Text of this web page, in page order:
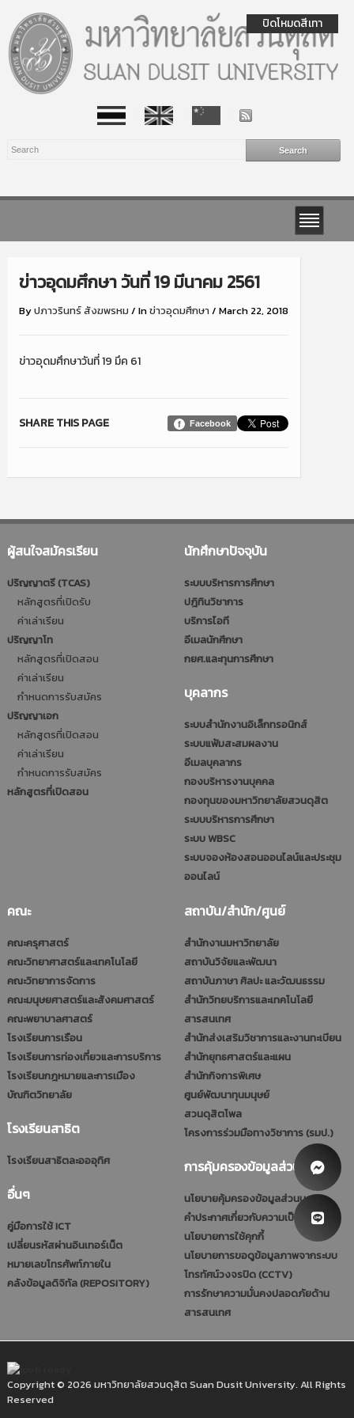
ข่าวอุดมศึกษา วันที่ 19 มีนาคม 2561
Byปภาวรินทร์ สังฆพรหม / Inข่าวอุดมศึกษา/ March 22, 2018
ข่าวอุดมศึกษาวันที่ 19 มึค 61
Facebook
SHARE THIS PAGE
ผู้สนใจสมัครเรียน
ปริญญาตรี (TCAS)
หลักสูตรที่เปิดรับ
ค่าเล่าเรียน
ปริญญาโท
หลักสูตรที่เปิดสอน
ค่าเล่าเรียน
กำหนดการรับสมัคร
ปริญญาเอก
หลักสูตรที่เปิดสอน
ค่าเล่าเรียน
กำหนดการรับสมัคร
หลักสูตรที่เปิดสอน
นักศึกษาปัจจุบัน
ระบบบริหารการศึกษา
ปฎิทินวิชาการ
บริการไอที
อีเมลนักศึกษา
กยศ.และทุนการศึกษา
บุคลากร
ระบบสำนักงานอิเล็กทรอนิกส์
ระบบแฟ้มสะสมผลงาน
อีเมลบุคลากร
กองบริหารงานบุคคล
กองทุนของมหาวิทยาลัยสวนดุสิต
ระบบบริหารการศึกษา
ระบบ WBSC
ระบบจองห้องสอนออนไลน์และประชุม
ออนไลน์
คณะ
คณะครุศาสตร์
คณะวิทยาศาสตร์และเทคโนโลยี
คณะวิทยาการจัดการ
คณะมนุษยศาสตร์และสังคมศาสตร์
คณะพยาบาลศาสตร์
โรงเรียนการเรือน
โรงเรียนการท่องเที่ยวและการบริการ
โรงเรียนกฎหมายและการเมือง
บัณฑิตวิทยาลัย
โรงเรียนสาธิต
โรงเรียนสาธิตละอออุทิศ
อื่นๆ
คู่มือการใช้ ICT
เปลี่ยนรหัสผ่านอินเทอร์เน็ต
หมายเลขโทรศัพท์ภายใน
คลังข้อมูลดิจิทัล (REPOSITORY)
สถาบัน/สำนัก/ศูนย์
สำนักงานมหาวิทยาลัย
สถาบันวิจัยและพัฒนา
สถาบันภาษา ศิลปะ และวัฒนธรรม
สำนักวิทยบริการและเทคโนโลยี
สารสนเทศ
สำนักส่งเสริมวิชาการและงานทะเบียน
สำนักยุทธศาสตร์และแผน
สำนักกิจการพิเศษ
ศูนย์พัฒนาทุนมนุษย์
สวนดุสิตโพล
โครงการร่วมมือทางวิชาการ (รมป.)
การคุ้มครองข้อมูลส่วนบุคคล
นโยบายคุ้มครองข้อมูลส่วนบุคคล
คำประกาศเกี่ยวกับความเป็นส่วนตัว
นโยบายการใช้คุกกี้
นโยบายการขอดูข้อมูลภาพจากระบบ
โทรทัศน์วงจรปิด (CCTV)
การรักษาความมั่นคงปลอดภัยด้าน
สารสนเทศ
Copyright © 2026 มหาวิทยาลัยสวนดุสิต Suan Dusit University. All Rights
Reserved
ปิดโหมดสีเทา